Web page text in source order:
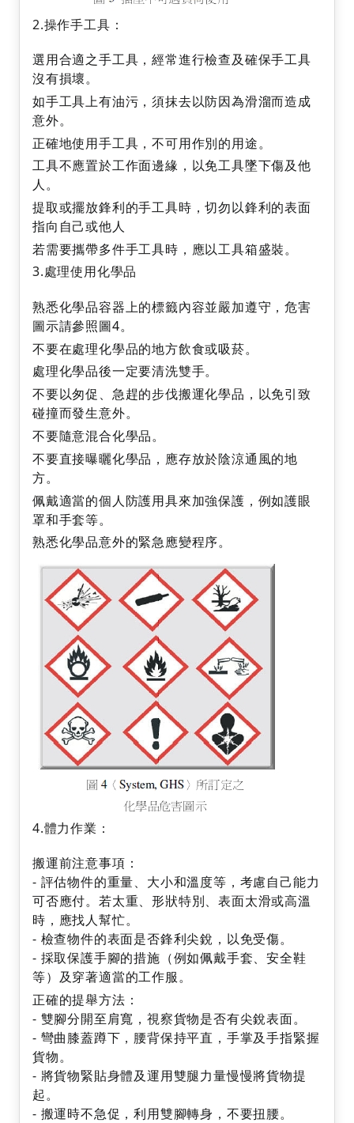
2.操作手工具：
選用合適之手工具，經常進行檢查及確保手工具
沒有損壞。
如手工具上有油污，須抹去以防因為滑溜而造成
意外。
正確地使用手工具，不可用作別的用途。
工具不應置於工作面邊緣，以免工具墜下傷及他
人。
提取或擺放鋒利的手工具時，切勿以鋒利的表面
指向自己或他人
若需要攜帶多件手工具時，應以工具箱盛裝。
3.處理使用化學品
熟悉化學品容器上的標籤內容並嚴加遵守，危害
圖示請參照圖4。
不要在處理化學品的地方飲食或吸菸。
處理化學品後一定要清洗雙手。
不要以匆促、急趕的步伐搬運化學品，以免引致
碰撞而發生意外。
不要隨意混合化學品。
不要直接曝曬化學品，應存放於陰涼通風的地
方。
佩戴適當的個人防護用具來加強保護，例如護眼
罩和手套等。
熟悉化學品意外的緊急應變程序。
4.體力作業：
搬運前注意事項：
- 評估物件的重量、大小和溫度等，考慮自己能力
可否應付。若太重、形狀特別、表面太滑或高溫
時，應找人幫忙。
- 檢查物件的表面是否鋒利尖銳，以免受傷。
- 採取保護手腳的措施（例如佩戴手套、安全鞋
等）及穿著適當的工作服。
正確的提舉方法：
- 雙腳分開至肩寬，視察貨物是否有尖銳表面。
- 彎曲膝蓋蹲下，腰背保持平直，手掌及手指緊握
貨物。
- 將貨物緊貼身體及運用雙腿力量慢慢將貨物提
起。
- 搬運時不急促，利用雙腳轉身，不要扭腰。